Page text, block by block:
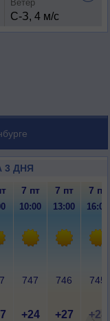
Ветер
С-З, 4 м/с
3 ДНЯ
7 пт 7 пт 7 пт
10:00 13:00 16:00
747 746 745
+24 +27 +28